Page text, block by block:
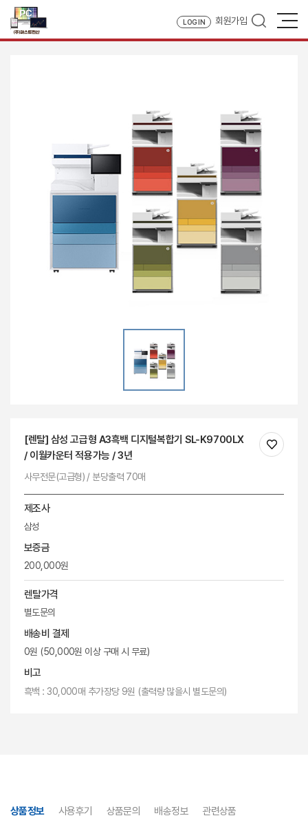
LOG IN 회원가입
[렌탈] 삼성 고급형 A3흑백 디지털복합기 SL-K9700LX
/ 이월카운터 적용가능 / 3년
사무전문(고급형) / 분당출력 70매
제조사
삼성
보증금
200,000원
렌탈가격
별도문의
배송비 결제
0원 (50,000원 이상 구매 시 무료)
비고
흑백 : 30,000매 추가장당 9원 (출력량 많을시 별도문의)
상품정보 사용후기 상품문의 배송정보 관련상품